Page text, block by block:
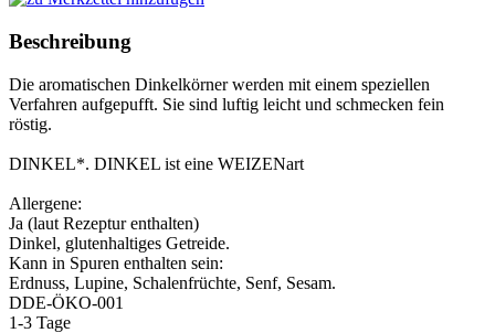
Beschreibung
Die aromatischen Dinkelkörner werden mit einem speziellen
Verfahren aufgepufft. Sie sind luftig leicht und schmecken fein
röstig.
DINKEL*. DINKEL ist eine WEIZENart
Allergene:
Ja (laut Rezeptur enthalten)
Dinkel, glutenhaltiges Getreide.
Kann in Spuren enthalten sein:
Erdnuss, Lupine, Schalenfrüchte, Senf, Sesam.
DDE-ÖKO-001
1-3 Tage